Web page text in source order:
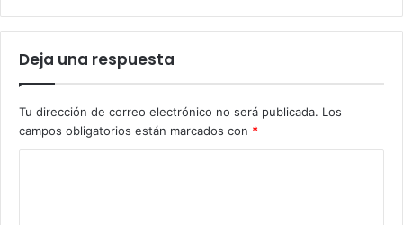
Deja una respuesta
Tu dirección de correo electrónico no será publicada. Los
campos obligatorios están marcados con *